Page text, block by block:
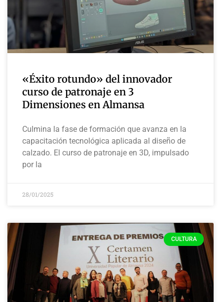
«Éxito rotundo» del innovador
curso de patronaje en 3
Dimensiones en Almansa
Culmina la fase de formación que avanza en la
capacitación tecnológica aplicada al diseño de
calzado. El curso de patronaje en 3D, impulsado
por la
28/01/2025
CULTURA